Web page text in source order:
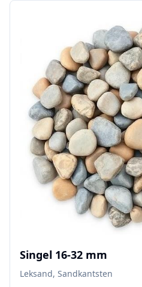
Singel 16-32 mm
Leksand, Sandkantsten